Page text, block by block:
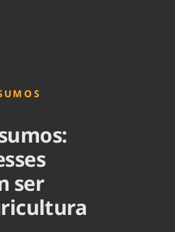
Comportamento
ser